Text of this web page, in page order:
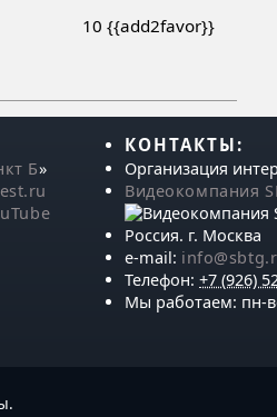
10 {{add2favor}}
Б»
КОНТАКТЫ:
Организация
Видеокомпания
Россия. г. Москва
e-mail:
Телефон: +7 (926)
Мы работаем: пн-